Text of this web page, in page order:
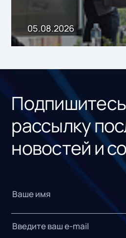
05.08.2026
рассылку
новостей и